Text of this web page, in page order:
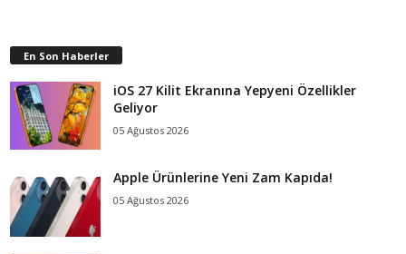
En Son Haberler
iOS 27 Kilit Ekranına Yepyeni Özellikler
Geliyor
05 Ağustos 2026
Apple Ürünlerine Yeni Zam Kapıda!
05 Ağustos 2026